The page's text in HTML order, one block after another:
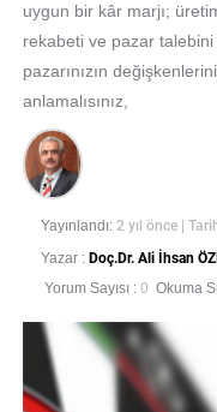
uygun bir kâr marjı;
rekabeti ve pazar
pazarınızın
anlamalısınız,
Yayınlandı: 2 yıl önce
|
Yazar : Doç.Dr. Ali İhsan
Yorum Sayısı : 0 Okuma